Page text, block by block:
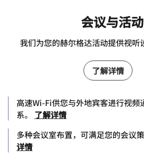
会议与活动
我们为您的赫尔格达活动提供视听
了解详情
高速Wi-Fi供您与外地宾客进行视频
系。
了解详情
多种会议室布置，可满足您的会议策
详情